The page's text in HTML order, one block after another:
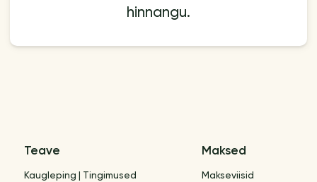
hinnangu.
Teave
Kaugleping | Tingimused
Maksed
Makseviisid